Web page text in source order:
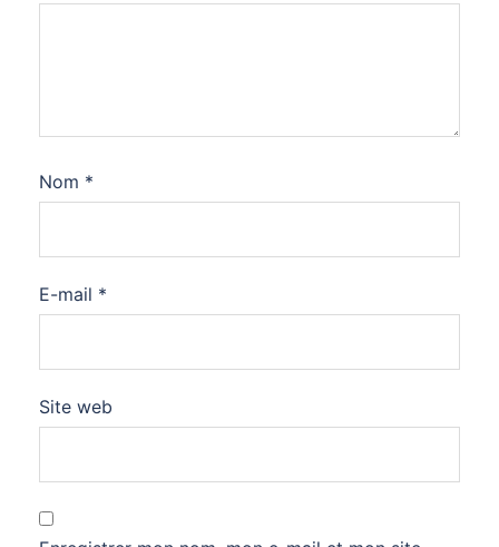
Nom *
E-mail *
Site web